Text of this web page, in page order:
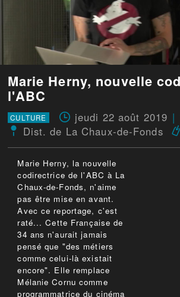
Marie Herny, nouvelle
l'ABC
CULTURE jeudi 22 août 2019
Dist. de La Chaux-de-Fonds
Marie Herny, la nouvelle
codirectrice de l'ABC à La
Chaux-de-Fonds, n'aime
pas être mise en avant.
Avec ce reportage, c'est
raté... Cette Française de
34 ans n'aurait jamais
pensé que "des métiers
comme celui-là existait
encore". Elle remplace
Mélanie Cornu comme
programmatrice du cinéma